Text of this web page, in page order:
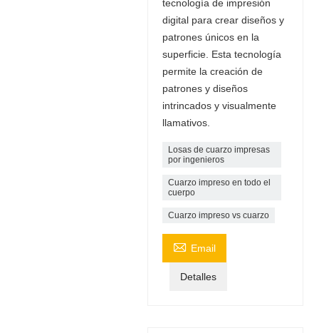
tecnología de impresión
digital para crear diseños y
patrones únicos en la
superficie. Esta tecnología
permite la creación de
patrones y diseños
intrincados y visualmente
llamativos.
Losas de cuarzo impresas
por ingenieros
Cuarzo impreso en todo el
cuerpo
Cuarzo impreso vs cuarzo
 Email
Detalles